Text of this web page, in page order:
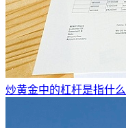
炒黄金中的杠杆是指什么